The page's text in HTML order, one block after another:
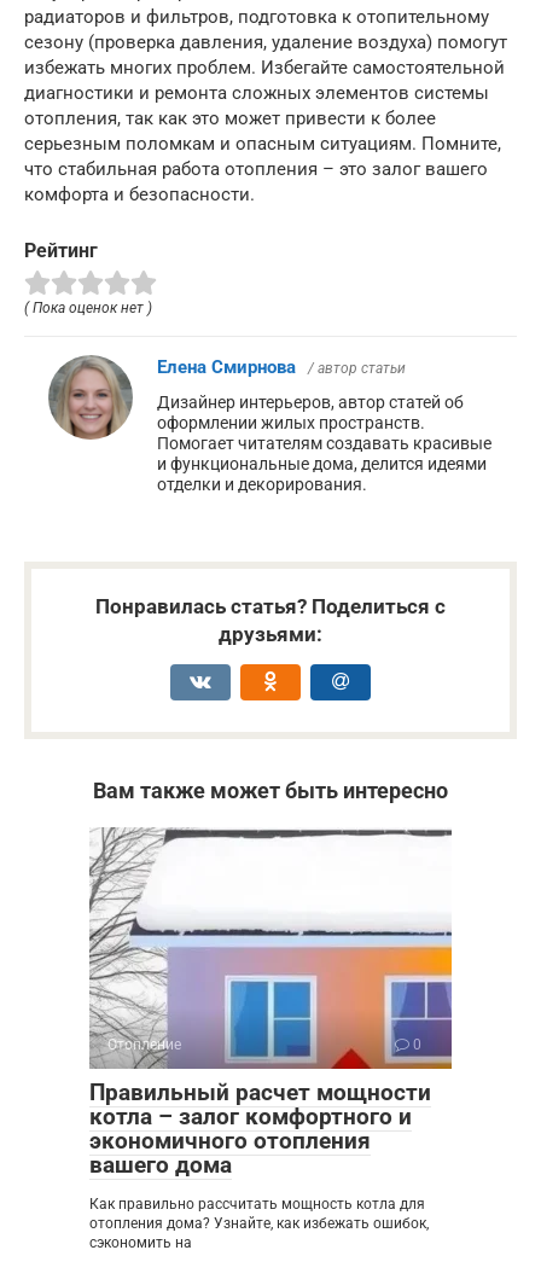
радиаторов и фильтров, подготовка к отопительному
сезону (проверка давления, удаление воздуха) помогут
избежать многих проблем. Избегайте самостоятельной
диагностики и ремонта сложных элементов системы
отопления, так как это может привести к более
серьезным поломкам и опасным ситуациям. Помните,
что стабильная работа отопления – это залог вашего
комфорта и безопасности.
Рейтинг
( Пока оценок нет )
Елена Смирнова / автор статьи
Дизайнер интерьеров, автор статей об
оформлении жилых пространств.
Помогает читателям создавать красивые
и функциональные дома, делится идеями
отделки и декорирования.
Понравилась статья? Поделиться с
друзьями:
Вам также может быть интересно
Отопление 0
Правильный расчет мощности
котла – залог комфортного и
экономичного отопления
вашего дома
Как правильно рассчитать мощность котла для
отопления дома? Узнайте, как избежать ошибок,
сэкономить на